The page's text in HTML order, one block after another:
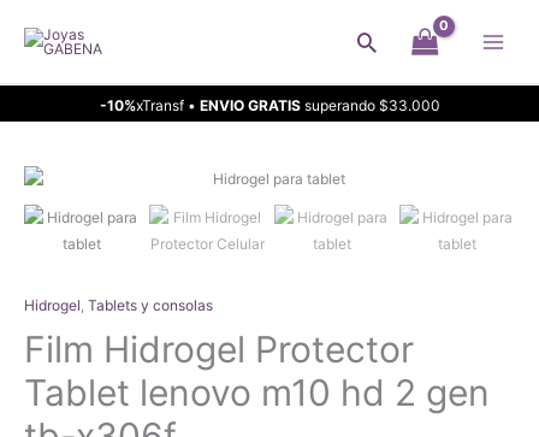
Buscar
-10%xTransf • ENVIO GRATISsuperando $33.000
Hidrogel, Tablets y consolas
Film Hidrogel Protector
Tablet lenovo m10 hd 2 gen